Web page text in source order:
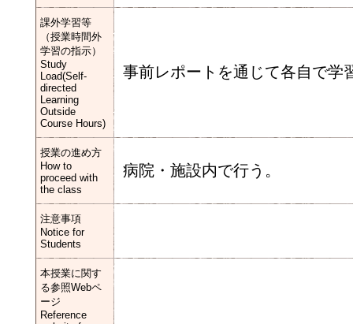
課外学習等
（授業時間外
学習の指示）
Study
Load(Self-
directed
Learning
Outside
Course Hours)
事前レポートを通じて各自で学
授業の進め方
How to
proceed with
the class
病院・施設内で行う。
注意事項
Notice for
Students
本授業に関す
る参照Webペ
ージ
Reference